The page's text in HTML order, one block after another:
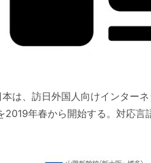
は、訪日外国人向けインター
2019年春から開始する。対応言